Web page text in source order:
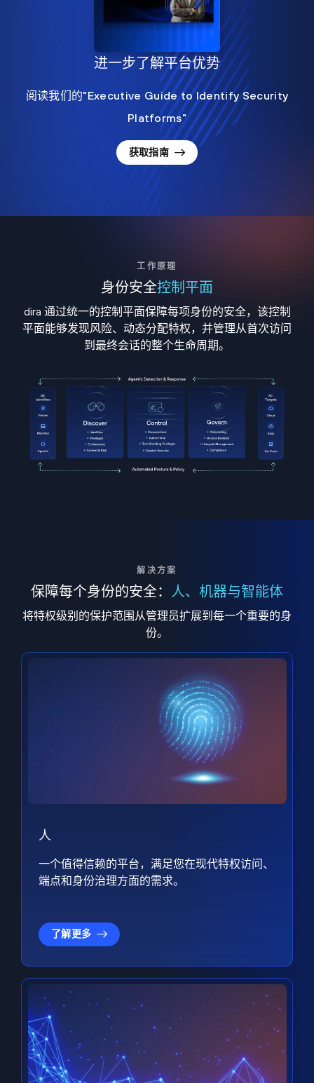
进一步了解平台优势
阅读我们的"Executive Guide to Identify Security
Platforms"
获取指南
工作原理
身份安全控制平面
dira 通过统一的控制平面保障每项身份的安全，该控制
平面能够发现风险、动态分配特权，并管理从首次访问
到最终会话的整个生命周期。
解决方案
保障每个身份的安全： 人、机器与智能体
将特权级别的保护范围从管理员扩展到每一个重要的身
份。
人
一个值得信赖的平台，满足您在现代特权访问、
端点和身份治理方面的需求。
了解更多